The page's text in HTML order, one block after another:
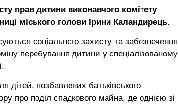
прав дитини виконавчого комітету
міського голови Ірини Каландирець.
соціального захисту та забезпечення
перебування дитини у спеціалізованому
дітей, позбавлених батьківського
про поділ спадкового майна, де однією зі